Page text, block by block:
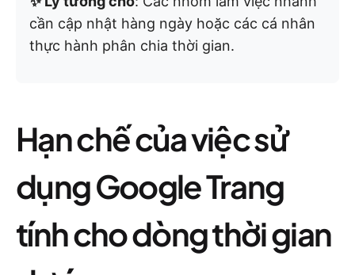
cần cập nhật hàng ngày hoặc các cá nhân
thực hành phân chia thời gian.
Hạn chế của việc sử
dụng Google Trang
tính cho dòng thời gian